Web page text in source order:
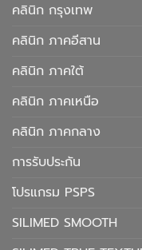
คลินิก กรุงเทพ
คลินิก ภาคอีสาน
คลินิก ภาคใต้
คลินิก ภาคเหนือ
คลินิก ภาคกลาง
การรับประกัน
โปรแกรม PSPS
SILIMED SMOOTH